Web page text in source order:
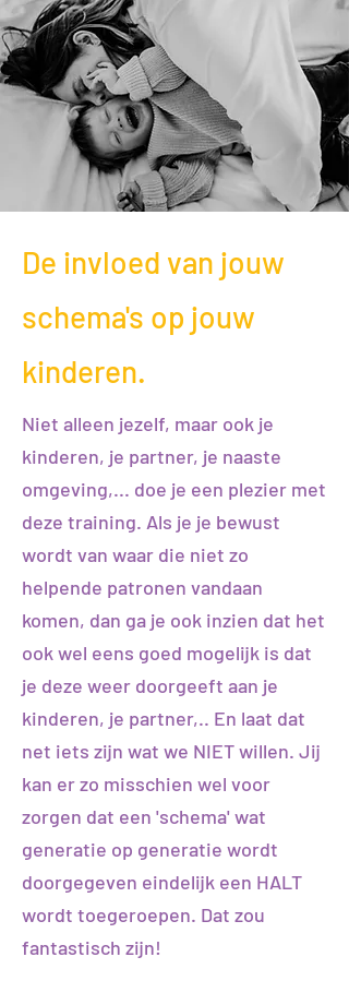
De invloed van jouw
schema's op jouw
kinderen.
Niet alleen jezelf, maar ook je
kinderen, je partner, je naaste
omgeving,... doe je een plezier met
deze training. Als je je bewust
wordt van waar die niet zo
helpende patronen vandaan
komen, dan ga je ook inzien dat het
ook wel eens goed mogelijk is dat
je deze weer doorgeeft aan je
kinderen, je partner,.. En laat dat
net iets zijn wat we NIET willen.​ Jij
kan er zo misschien wel voor
zorgen dat een 'schema' wat
generatie op generatie wordt
doorgegeven eindelijk een HALT
wordt toegeroepen. Dat zou
fantastisch zijn!